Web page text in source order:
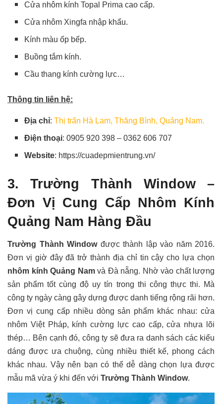
Cửa nhôm kính Topal Prima cao cấp.
Cửa nhôm Xingfa nhập khẩu.
Kính màu ốp bếp.
Buồng tắm kính.
Cầu thang kính cường lực…
Thông tin liên hệ:
Địa chỉ:Thị trấn Hà Lam, Thăng Bình, Quảng Nam.
Điện thoại: 0905 920 398 – 0362 606 707
Website: https://cuadepmientrung.vn/
3. Trường Thành Window –
Đơn Vị Cung Cấp Nhôm Kính
Quảng Nam Hàng Đầu
Trường Thành Windowđược thành lập vào năm 2016.
Đơn vị giờ đây đã trở thành địa chỉ tin cậy cho lựa chọn
nhôm kính Quảng Namvà Đà nẵng. Nhờ vào chất lượng
sản phẩm tốt cùng độ uy tín trong thi công thực thi. Mà
công ty ngày càng gây dựng được danh tiếng rộng rãi hơn.
Đơn vị cung cấp nhiều dòng sản phẩm khác nhau: cửa
nhôm Việt Pháp, kính cường lực cao cấp, cửa nhựa lõi
thép… Bên cạnh đó, công ty sẽ đưa ra danh sách các kiểu
dáng được ưa chuộng, cùng nhiều thiết kế, phong cách
khác nhau. Vậy nên bạn có thể dễ dàng chọn lựa được
mẫu mã vừa ý khi đến với Trường Thành Window.